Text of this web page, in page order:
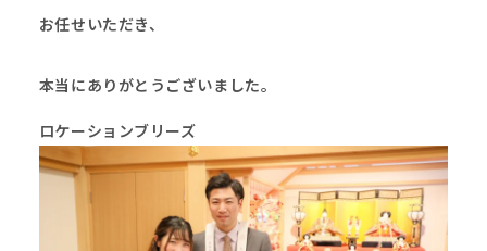
お任せいただき、
本当にありがとうございました。
ロケーションブリーズ